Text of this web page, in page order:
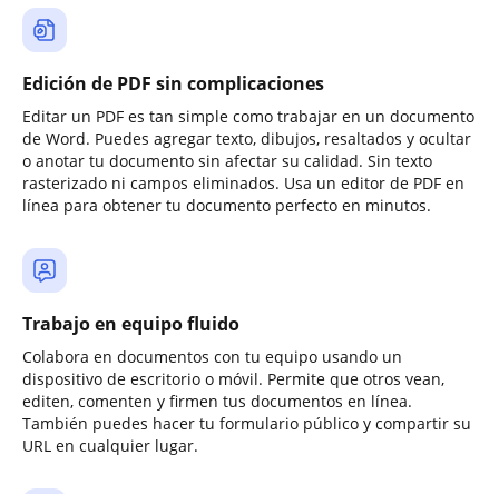
Edición de PDF sin complicaciones
Editar un PDF es tan simple como trabajar en un documento
de Word. Puedes agregar texto, dibujos, resaltados y ocultar
o anotar tu documento sin afectar su calidad. Sin texto
rasterizado ni campos eliminados. Usa un editor de PDF en
línea para obtener tu documento perfecto en minutos.
Trabajo en equipo fluido
Colabora en documentos con tu equipo usando un
dispositivo de escritorio o móvil. Permite que otros vean,
editen, comenten y firmen tus documentos en línea.
También puedes hacer tu formulario público y compartir su
URL en cualquier lugar.